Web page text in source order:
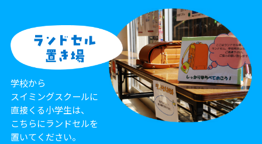
学校から
スイミングスクールに
直接くる小学生は、
こちらにランドセルを
置いてください。